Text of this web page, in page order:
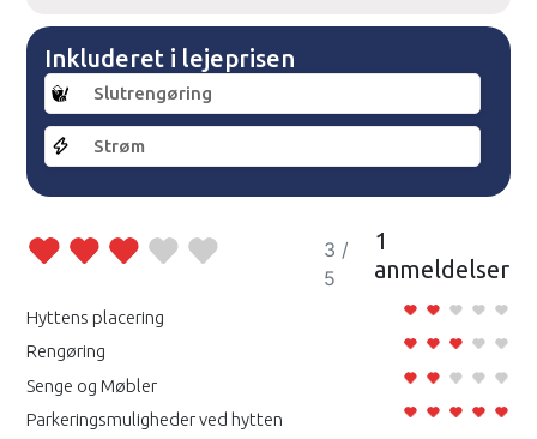
Inkluderet i lejeprisen
Slutrengøring
Strøm
3 /
5
1
anmeldelser
Hyttens placering
Rengøring
Senge og Møbler
Parkeringsmuligheder ved hytten